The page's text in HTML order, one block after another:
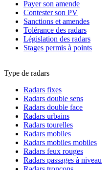
Payer son amende
Contester son PV
Sanctions et amendes
Tolérance des radars
Législation des radars
Stages permis à points
Type de radars
Radars fixes
Radars double sens
Radars double face
Radars urbains
Radars tourelles
Radars mobiles
Radars mobiles mobiles
Radars feux rouges
Radars passages à niveau